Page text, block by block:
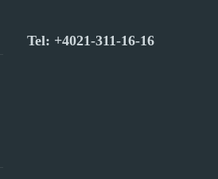
Tel: +4021-311-16-16